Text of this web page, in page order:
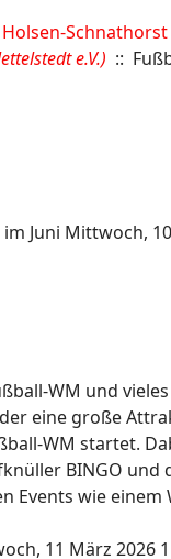
Holsen-
e.V.) ::
Juni Mittwoch,
WM und
eine große
WM startet.
BINGO
Events wie einem
11 März 2026